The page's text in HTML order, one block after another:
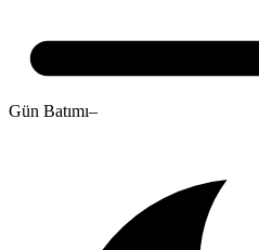
Gün Batımı–